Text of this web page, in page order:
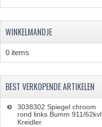
WINKELMANDJE
0 items
BEST VERKOPENDE ARTIKELEN
3038302 Spiegel chroom
rond links Bumm 911/62kvl
Kreidler